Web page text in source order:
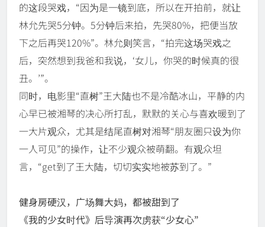
的这段哭戏，“因为是一镜到底，所以在开拍前，就让
林允先哭5分钟。5分钟后来拍，先哭80%，把便当放
下之后再哭120%”。林允则笑言，“拍完这场哭戏之
后，突然想到我爸和我说，‘女儿，你哭的时候真的很
丑。’”。
同时，电影里“直树”王大陆也不是冷酷冰山，平静的内
心早已被湘琴的决心所打乱，默默的关心与喜欢暖到了
一大片观众，尤其是结尾直树对湘琴“朋友圈只设为你
一人可见”的操作，让不少观众被萌翻。有观众坦
言，“get到了王大陆，切切实实地被苏到了。”
健身房硬汉，广场舞大妈，都被甜到了
《我的少女时代》后导演再次虏获“少女心”